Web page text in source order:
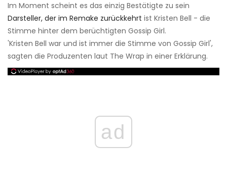
Im Moment scheint es das einzig Bestätigte zu sein
Darsteller, der im Remake zurückkehrt ist Kristen Bell - die
Stimme hinter dem berüchtigten Gossip Girl.
'Kristen Bell war und ist immer die Stimme von Gossip Girl',
sagten die Produzenten laut The Wrap in einer Erklärung.
ad